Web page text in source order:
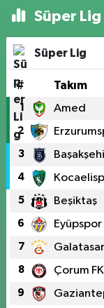
Süper
Süper Lig
# Takım
1 Amed
2
3
4
5 Beşiktaş
6 Eyüpspor
7
8 Çorum FK
9